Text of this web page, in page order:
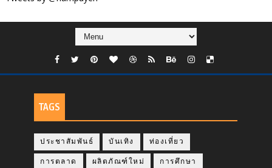
TAGS
ประชาสัมพันธ์ บันเทิง ท่องเที่ยว
การตลาด ผลิตภัณฑ์ใหม่ การศึกษา